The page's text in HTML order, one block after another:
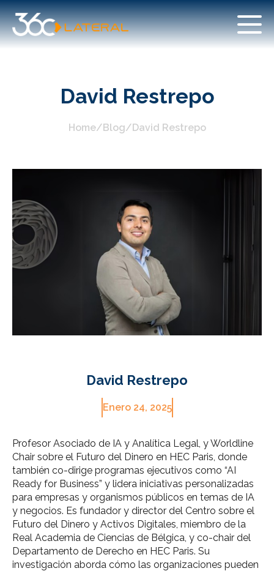
David Restrepo
Home/Blog/David Restrepo
David Restrepo
Enero 24, 2025
Profesor Asociado de IA y Analítica Legal, y Worldline
Chair sobre el Futuro del Dinero en HEC Paris, donde
también co-dirige programas ejecutivos como “AI
Ready for Business” y lidera iniciativas personalizadas
para empresas y organismos públicos en temas de IA
y negocios. Es fundador y director del Centro sobre el
Futuro del Dinero y Activos Digitales, miembro de la
Real Academia de Ciencias de Bélgica, y co-chair del
Departamento de Derecho en HEC Paris. Su
investigación aborda cómo las organizaciones pueden